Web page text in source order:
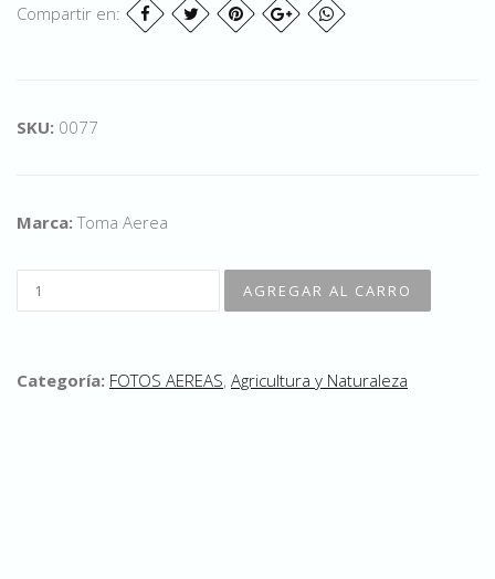
Compartir en:
SKU: 0077
Marca:Toma Aerea
Categoría: FOTOS AEREAS, Agricultura y Naturaleza